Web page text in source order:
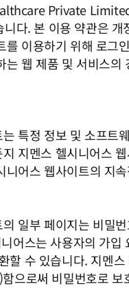
Private Limited
니다. 본 이용 약관은
이용하기 위해 로그
웹 제품 및 서비스
특정 정보 및 소프트
지멘스 헬시니어스
니어스 웹사이트의 지
일부 페이지는 비밀
어스는 사용자의 가
할 수 있습니다. 지멘
으로써 비밀번호로